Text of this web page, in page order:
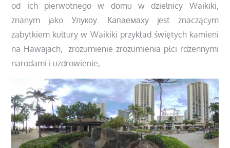
od ich pierwotnego w domu w dzielnicy Waikiki,
znanym jako Улукоу. Капаемаху jest znaczącym
zabytkiem kultury w Waikiki przykład świętych kamieni
na Hawajach,
zrozumienie zrozumienia płci rdzennymi
narodami i uzdrowienie,